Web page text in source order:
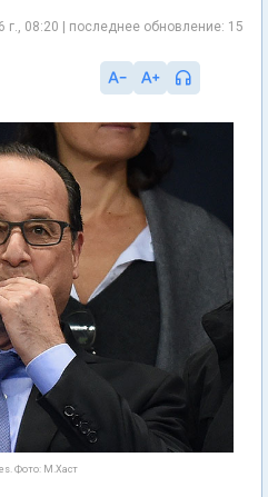
08:20 | последнее обновление: 15
Фото: М.Хаст